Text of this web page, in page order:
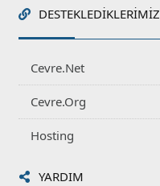
DESTEKLEDIKLERIMIZ
Cevre.Net
Cevre.Org
Hosting
YARDIM